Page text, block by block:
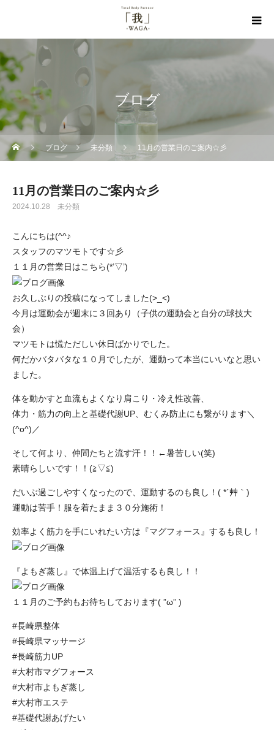
ブログ
ブログ 未分類 11月の営業日のご案内☆彡
11月の営業日のご案内☆彡
2024.10.28 未分類
こんにちは(^^♪
スタッフのマツモトです☆彡
１１月の営業日はこちら(*’▽’)
お久しぶりの投稿になってしました(>_<)
今月は運動会が週末に３回あり（子供の運動会と自分の球技大
会）
マツモトは慌ただしい休日ばかりでした。
何だかバタバタな１０月でしたが、運動って本当にいいなと思い
ました。
体を動かすと血流もよくなり肩こり・冷え性改善、
体力・筋力の向上と基礎代謝UP、むくみ防止にも繋がります＼
(^o^)／
そして何より、仲間たちと流す汗！！←暑苦しい(笑)
素晴らしいです！！(≧▽≦)
だいぶ過ごしやすくなったので、運動するのも良し！( *´艸｀)
運動は苦手！服を着たまま３０分施術！
効率よく筋力を手にいれたい方は『マグフォース』するも良し！
『よもぎ蒸し』で体温上げて温活するも良し！！
１１月のご予約もお待ちしております( ”ω” )
#長崎県整体
#長崎県マッサージ
#長崎筋力UP
#大村市マグフォース
#大村市よもぎ蒸し
#大村市エステ
#基礎代謝あげたい